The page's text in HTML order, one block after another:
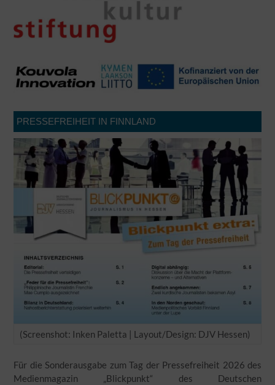
PRESSEFREIHEIT IN FINNLAND
(Screenshot: Inken Paletta | Layout/Design: DJV Hessen)
Für die Sonderausgabe zum Tag der Pressefreiheit 2026 des
Medienmagazin „Blickpunkt“ des Deutschen